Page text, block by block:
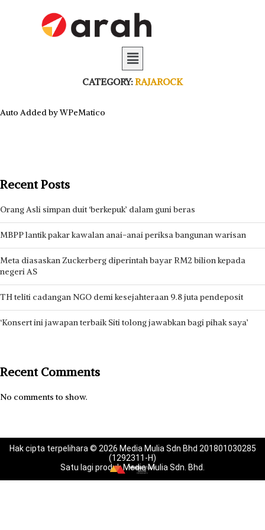
CATEGORY:RAJAROCK
Auto Added by WPeMatico
Recent Posts
Orang Asli simpan duit ‘berkepuk’ dalam guni beras
MBPP lantik pakar kawalan anai-anai periksa bangunan warisan
Meta diasaskan Zuckerberg diperintah bayar RM2 bilion kepada
negeri AS
TH teliti cadangan NGO demi kesejahteraan 9.8 juta pendeposit
‘Konsert ini jawapan terbaik Siti tolong jawabkan bagi pihak saya’
Recent Comments
No comments to show.
Hak cipta terpelihara © 2026 Media Mulia Sdn Bhd 201801030285
(1292311-H)
Satu lagi produk Media Mulia Sdn. Bhd.